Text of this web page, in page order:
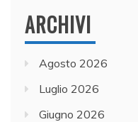
ARCHIVI
Agosto 2026
Luglio 2026
Giugno 2026